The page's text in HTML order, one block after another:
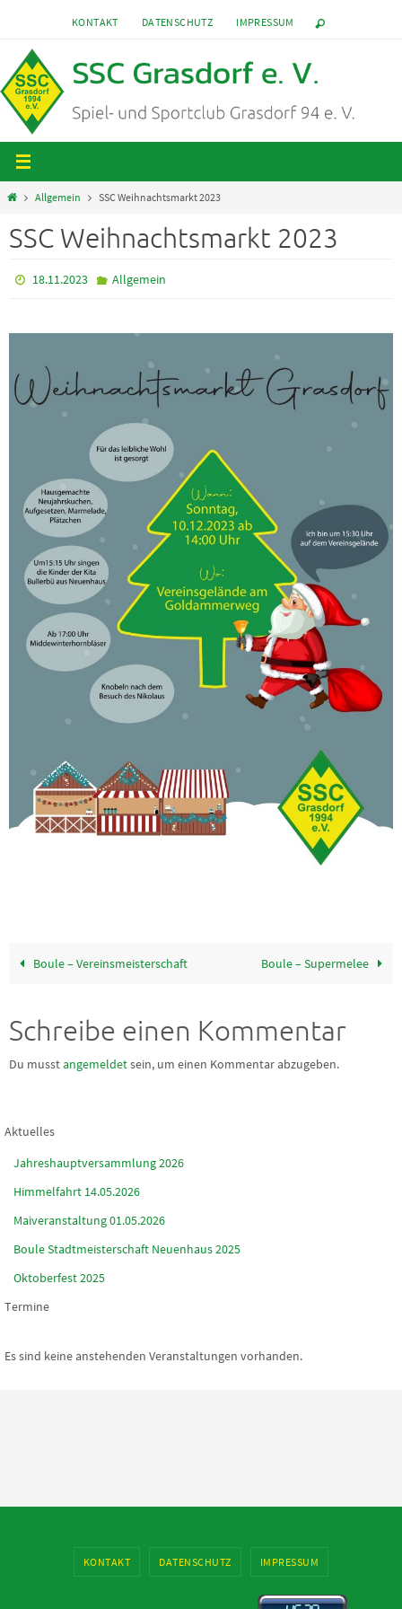
springen
KONTAKT DATENSCHUTZ IMPRESSUM
StartAllgemein SSC Weihnachtsmarkt 2023
SSC Weihnachtsmarkt 2023
18.11.2023 Allgemein
Boule – Vereinsmeisterschaft Boule – Supermelee
Schreibe einen Kommentar
Du musstangemeldetsein, um einen Kommentar abzugeben.
Aktuelles
Jahreshauptversammlung 2026
Himmelfahrt 14.05.2026
Maiveranstaltung 01.05.2026
Boule Stadtmeisterschaft Neuenhaus 2025
Oktoberfest 2025
Termine
Es sind keine anstehenden Veranstaltungen vorhanden.
KONTAKT DATENSCHUTZ IMPRESSUM